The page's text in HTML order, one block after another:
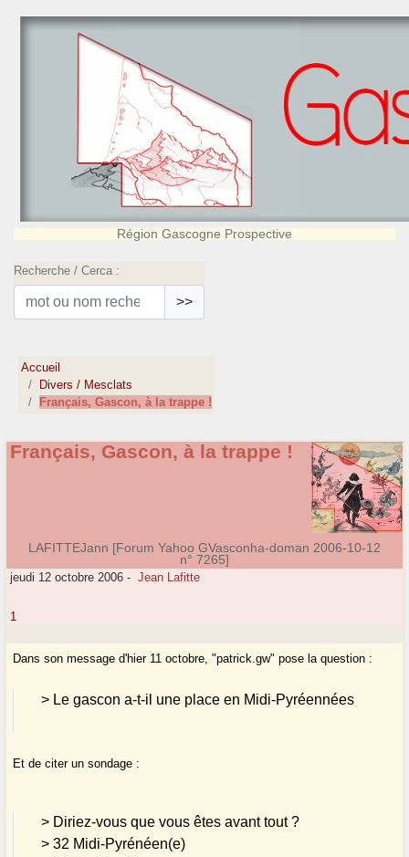
Région Gascogne Prospective
Recherche / Cerca :
>>
Accueil
Divers / Mesclats
Français, Gascon, à la trappe !
Français, Gascon, à la trappe !
LAFITTEJann [Forum Yahoo GVasconha-doman 2006-10-12
n° 7265]
jeudi 12 octobre 2006 - Jean Lafitte
1
Dans son message d'hier 11 octobre, "patrick.gw" pose la question :
> Le gascon a-t-il une place en Midi-Pyréennées
Et de citer un sondage :
> Diriez-vous que vous êtes avant tout ?
> 32 Midi-Pyrénéen(e)